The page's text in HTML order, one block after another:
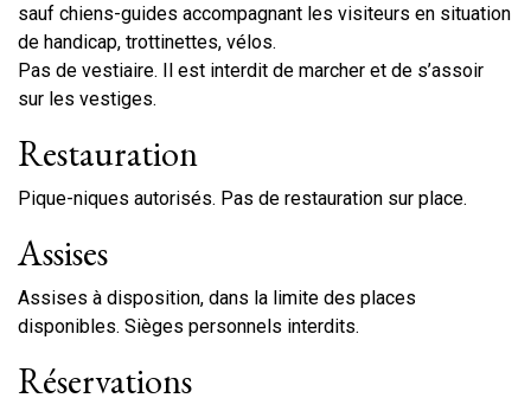
sauf chiens-guides accompagnant les visiteurs en situation
de handicap, trottinettes, vélos.
Pas de vestiaire. Il est interdit de marcher et de s’assoir
sur les vestiges.
Restauration
Pique-niques autorisés. Pas de restauration sur place.
Assises
Assises à disposition, dans la limite des places
disponibles. Sièges personnels interdits.
Réservations